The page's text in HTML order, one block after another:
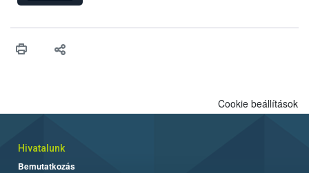
Cookie beállítások
Hivatalunk
Bemutatkozás